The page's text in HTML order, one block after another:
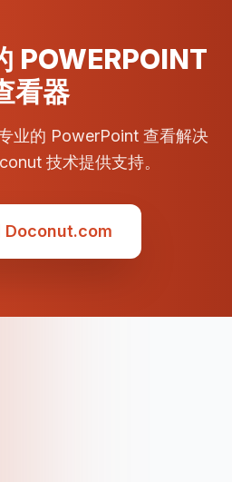
POWERPOINT
看器
业的 PowerPoint 查看解决
技术提供支持。
Doconut.com